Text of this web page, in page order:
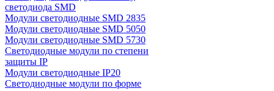
светодиода SMD
Модули светодиодные SMD 2835
Модули светодиодные SMD 5050
Модули светодиодные SMD 5730
Светодиодные модули по степени
защиты IP
Модули светодиодные IP20
Светодиодные модули по форме